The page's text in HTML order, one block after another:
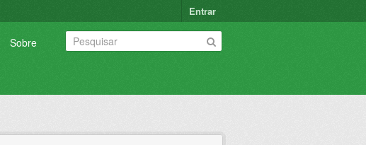
Entrar
Sobre